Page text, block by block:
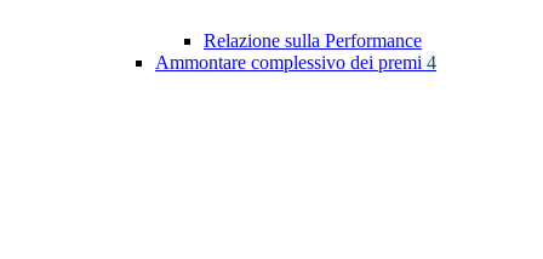
Relazione sulla Performance
Ammontare complessivo dei premi 4